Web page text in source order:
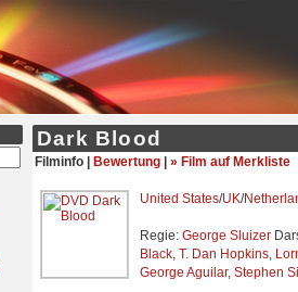
Dark Blood
Filminfo | Bewertung » Film auf Merkliste
United States/UK/
Regie: George Sluizer
Black, T. Dan Hopkins,
George Aguilar, Stephen